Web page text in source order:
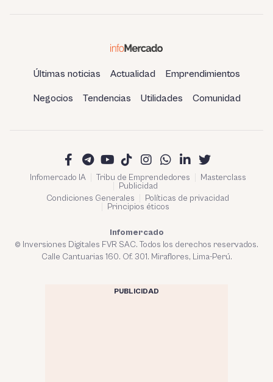
Últimas noticias Actualidad Emprendimientos
Negocios Tendencias Utilidades Comunidad
Infomercado IA Tribu de Emprendedores
Masterclass
Publicidad
Condiciones Generales
Políticas de privacidad
Principios éticos
Infomercado
© Inversiones Digitales FVR SAC. Todos los derechos reservados.
Calle Cantuarias 160. Of. 301. Miraflores, Lima-Perú.
PUBLICIDAD